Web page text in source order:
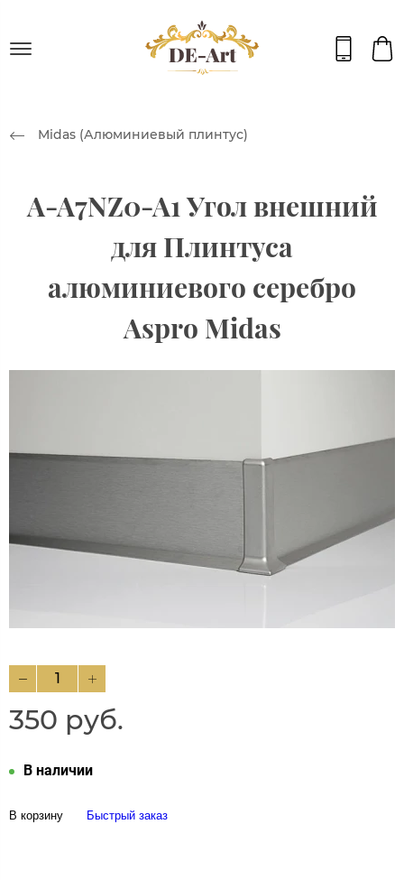
Midas (Алюминиевый плинтус)
A-A7NZ0-A1 Угол внешний
для Плинтуса
алюминиевого серебро
Aspro Midas
350 руб.
В наличии
В корзину Быстрый заказ